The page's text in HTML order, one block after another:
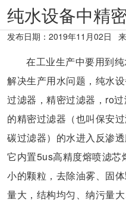
纯水设备中精
发布日期： 2019年11月02日
在工业生产中要用到
解决生产用水问题，纯水
过滤器，精密过滤器，ro
的精密过滤器（也叫保安
碳过滤器）的水进入反渗
它内置5us高精度熔喷滤芯
小的颗粒，去除油雾、固
量大，结构均匀、纳污量